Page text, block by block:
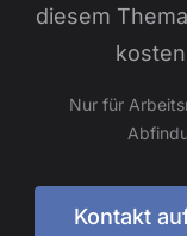
diesem
Nur für
Kontakt